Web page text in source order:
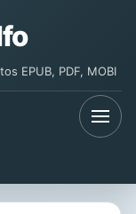
EPUB, PDF, MOBI